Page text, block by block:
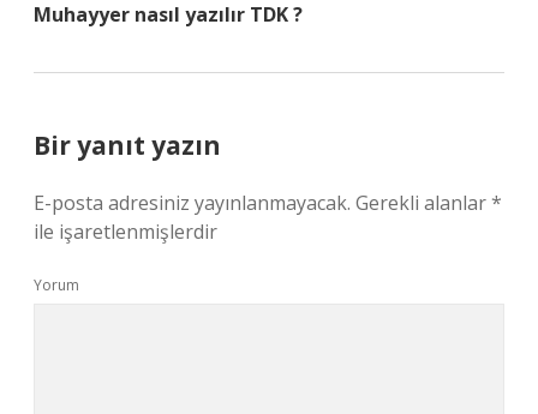
Muhayyer nasıl yazılır TDK ?
Bir yanıt yazın
E-posta adresiniz yayınlanmayacak. Gerekli alanlar*
ile işaretlenmişlerdir
Yorum